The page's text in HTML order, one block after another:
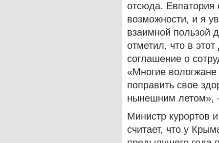
отсюда. Евпатория
возможности, и я
взаимной пользой
отметил, что в
соглашение о
«Многие
поправить свое
нынешним летом»,
Министр курортов
считает, что у